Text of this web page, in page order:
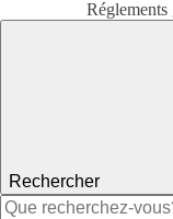
Réglements
Rechercher
Rechercher :